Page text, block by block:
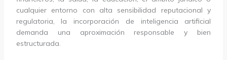
cualquier entorno con alta sensibilidad reputacional y
regulatoria, la incorporación de inteligencia artificial
demanda una aproximación responsable y bien
estructurada.